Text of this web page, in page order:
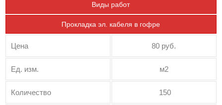
Виды работ
Прокладка эл. кабеля в гофре
Цена 80 руб.
Ед. изм. м2
Количество 150